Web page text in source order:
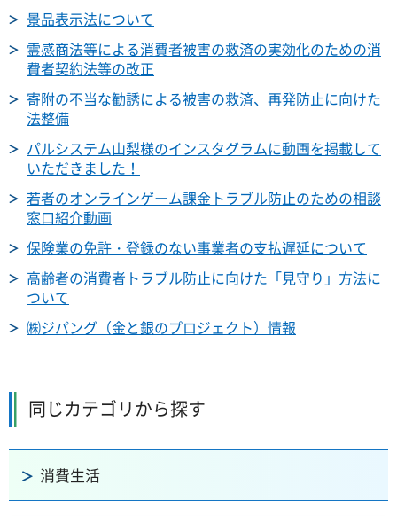
景品表示法について
霊感商法等による消費者被害の救済の実効化のための消
費者契約法等の改正
寄附の不当な勧誘による被害の救済、再発防止に向けた
法整備
パルシステム山梨様のインスタグラムに動画を掲載して
いただきました！
若者のオンラインゲーム課金トラブル防止のための相談
窓口紹介動画
保険業の免許・登録のない事業者の支払遅延について
高齢者の消費者トラブル防止に向けた「見守り」方法に
ついて
㈱ジパング（金と銀のプロジェクト）情報
同じカテゴリから探す
消費生活